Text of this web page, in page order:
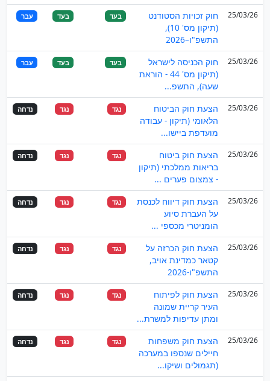
25/03/26
חוק זכויות הסטודנט
(תיקון מס' 10),
התשפ"ו–2026
בעד בעד עבר
25/03/26
חוק הכניסה לישראל
(תיקון מס' 44 - הוראת
שעה), התשפ...
בעד בעד עבר
25/03/26
הצעת חוק הביטוח
הלאומי (תיקון - עבודה
מועדפת ביישו...
נגד נגד נדחה
25/03/26
הצעת חוק ביטוח
בריאות ממלכתי (תיקון
- צמצום פערים ...
נגד נגד נדחה
25/03/26
הצעת חוק דיווח לכנסת
על העברת סיוע
הומניטרי מכספי ...
נגד נגד נדחה
25/03/26
הצעת חוק הכרזה על
קטאר כמדינת אויב,
התשפ"ו-2026
נגד נגד נדחה
25/03/26
הצעת חוק לפיתוח
העיר קריית שמונה
ומתן עדיפות למשרת...
נגד נגד נדחה
25/03/26
הצעת חוק משפחות
חיילים שנספו במערכה
(תגמולים ושיקו...
נגד נגד נדחה